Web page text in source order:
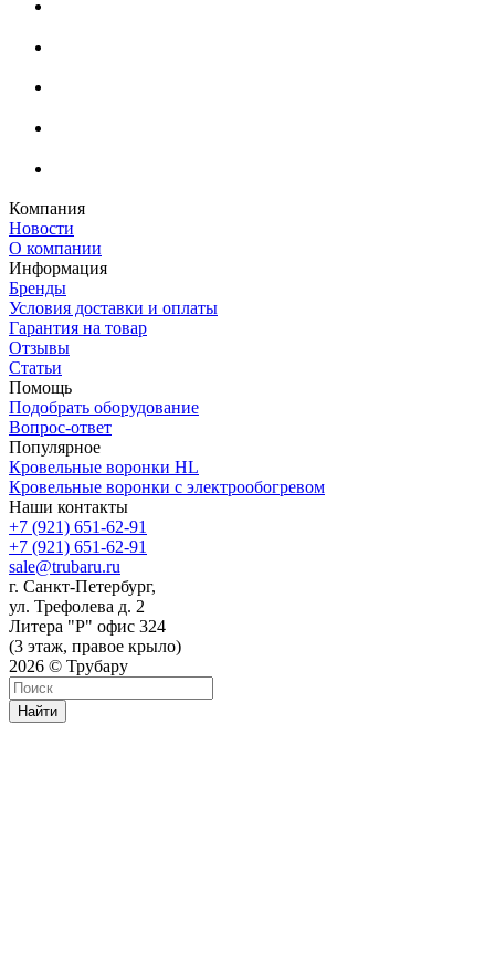
Компания
Новости
О компании
Информация
Бренды
Условия доставки и оплаты
Гарантия на товар
Отзывы
Статьи
Помощь
Подобрать оборудование
Вопрос-ответ
Популярное
Кровельные воронки HL
Кровельные воронки с электрообогревом
Наши контакты
+7 (921) 651-62-91
+7 (921) 651-62-91
sale@trubaru.ru
г. Санкт-Петербург,
ул. Трефолева д. 2
Литера "Р" офис 324
(3 этаж, правое крыло)
2026 © Трубару
Найти